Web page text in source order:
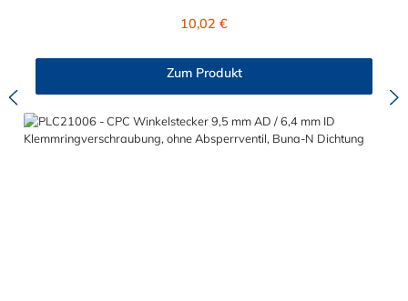
Regulärer Preis:
10,02 €
Zum Produkt